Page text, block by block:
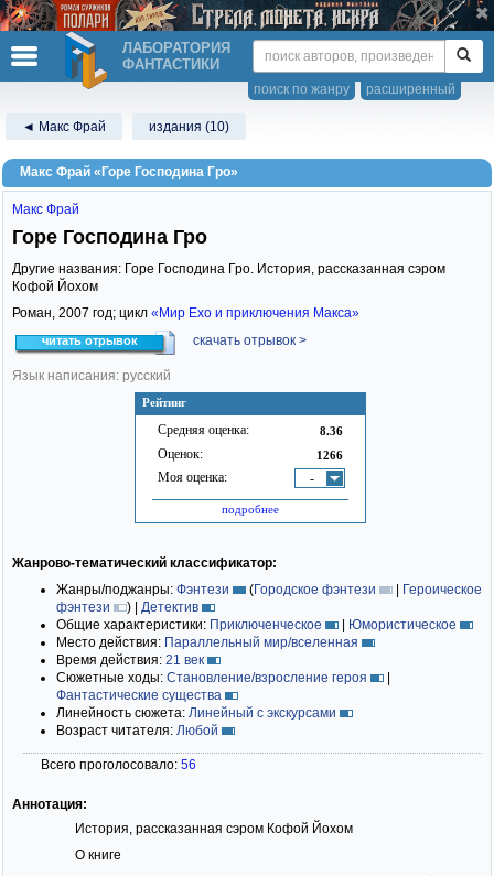
ЛАБОРАТОРИЯ
ФАНТАСТИКИ
расширенный
поиск по жанру
◄ Макс Фрай издания (10)
Макс Фрай «Горе Господина Гро»
Рейтинг
Средняя оценка: 8.36
Оценок: 1266
Моя оценка: -
подробнее
Макс Фрай
Горе Господина Гро
Другие названия: Горе Господина Гро. История, рассказанная сэром
Кофой Йохом
Роман, 2007 год; цикл «Мир Ехо и приключения Макса»
читать отрывок скачать отрывок >
Язык написания: русский
Жанрово-тематический классификатор:
Жанры/поджанры: Фэнтези (Городское фэнтези | Героическое
фэнтези
) | Детектив
Общие характеристики: Приключенческое | Юмористическое
Место действия: Параллельный мир/вселенная
Время действия: 21 век
Сюжетные ходы: Становление/взросление героя
|
Фантастические существа
Линейность сюжета: Линейный с экскурсами
Возраст читателя: Любой
Всего проголосовало: 56
Аннотация:
История, рассказанная сэром Кофой Йохом
О книге